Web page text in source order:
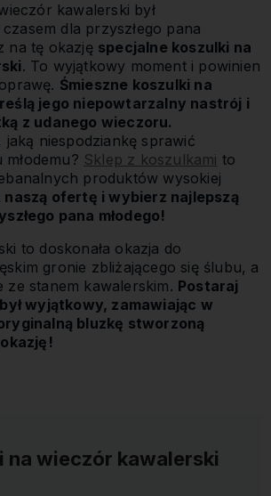
kawalerski był
dla przyszłego pana
na tę okazję specjalne koszulki na
. To wyjątkowy moment i powinien
Śmieszne koszulki na
jego niepowtarzalny nastrój i
z udanego wieczoru.
jaką niespodziankę sprawić
Sklep z koszulkami to
produktów wysokiej
naszą ofertę i wybierz najlepszą
pana młodego!
to doskonała okazja do
gronie zbliżającego się ślubu, a
ze stanem kawalerskim. Postaraj
wyjątkowy, zamawiając w
bluzkę stworzoną
na wieczór kawalerski